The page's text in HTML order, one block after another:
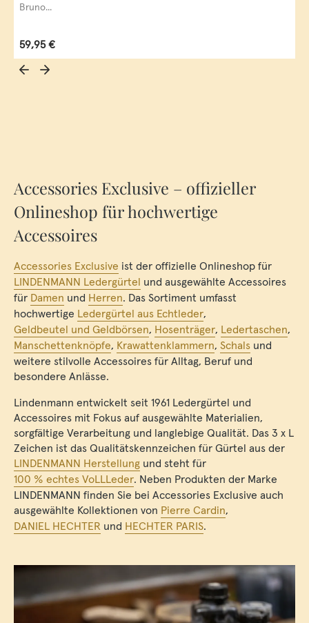
Bruno...
Regulärer Preis:
59,95 €
Accessories Exclusive – offizieller
Onlineshop für hochwertige
Accessoires
Accessories Exclusive ist der offizielle Onlineshop für
LINDENMANN Ledergürtel und ausgewählte Accessoires
für Damen und Herren. Das Sortiment umfasst
hochwertige Ledergürtel aus Echtleder,
Geldbeutel und Geldbörsen, Hosenträger, Ledertaschen,
Manschettenknöpfe, Krawattenklammern, Schals und
weitere stilvolle Accessoires für Alltag, Beruf und
besondere Anlässe.
Lindenmann entwickelt seit 1961 Ledergürtel und
Accessoires mit Fokus auf ausgewählte Materialien,
sorgfältige Verarbeitung und langlebige Qualität. Das 3 x L
Zeichen ist das Qualitätskennzeichen für Gürtel aus der
LINDENMANN Herstellung und steht für
100 % echtes VoLLLeder. Neben Produkten der Marke
LINDENMANN finden Sie bei Accessories Exclusive auch
ausgewählte Kollektionen von Pierre Cardin,
DANIEL HECHTER und HECHTER PARIS.